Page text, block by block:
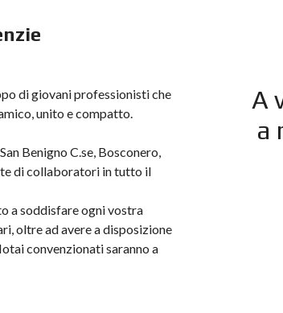
di giovani professionisti che
unito e compatto.
Benigno C.se, Bosconero,
di collaboratori in tutto il
a soddisfare ogni vostra
oltre ad avere a disposizione
convenzionati saranno a
A
a